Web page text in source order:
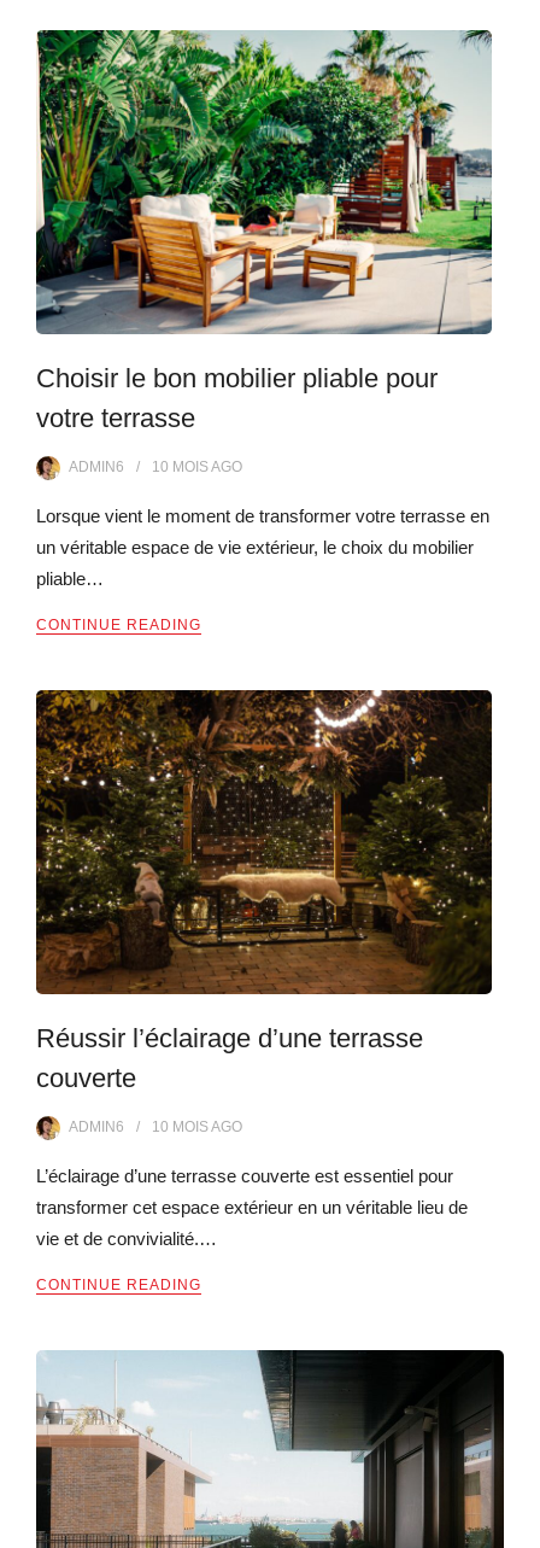
Choisir le bon mobilier pliable pour
votre terrasse
ADMIN6 10 MOISAGO
Lorsque vient le moment de transformer votre terrasse en
un véritable espace de vie extérieur, le choix du mobilier
pliable…
CONTINUE READING
Réussir l’éclairage d’une terrasse
couverte
ADMIN6 10 MOISAGO
L’éclairage d’une terrasse couverte est essentiel pour
transformer cet espace extérieur en un véritable lieu de
vie et de convivialité.…
CONTINUE READING